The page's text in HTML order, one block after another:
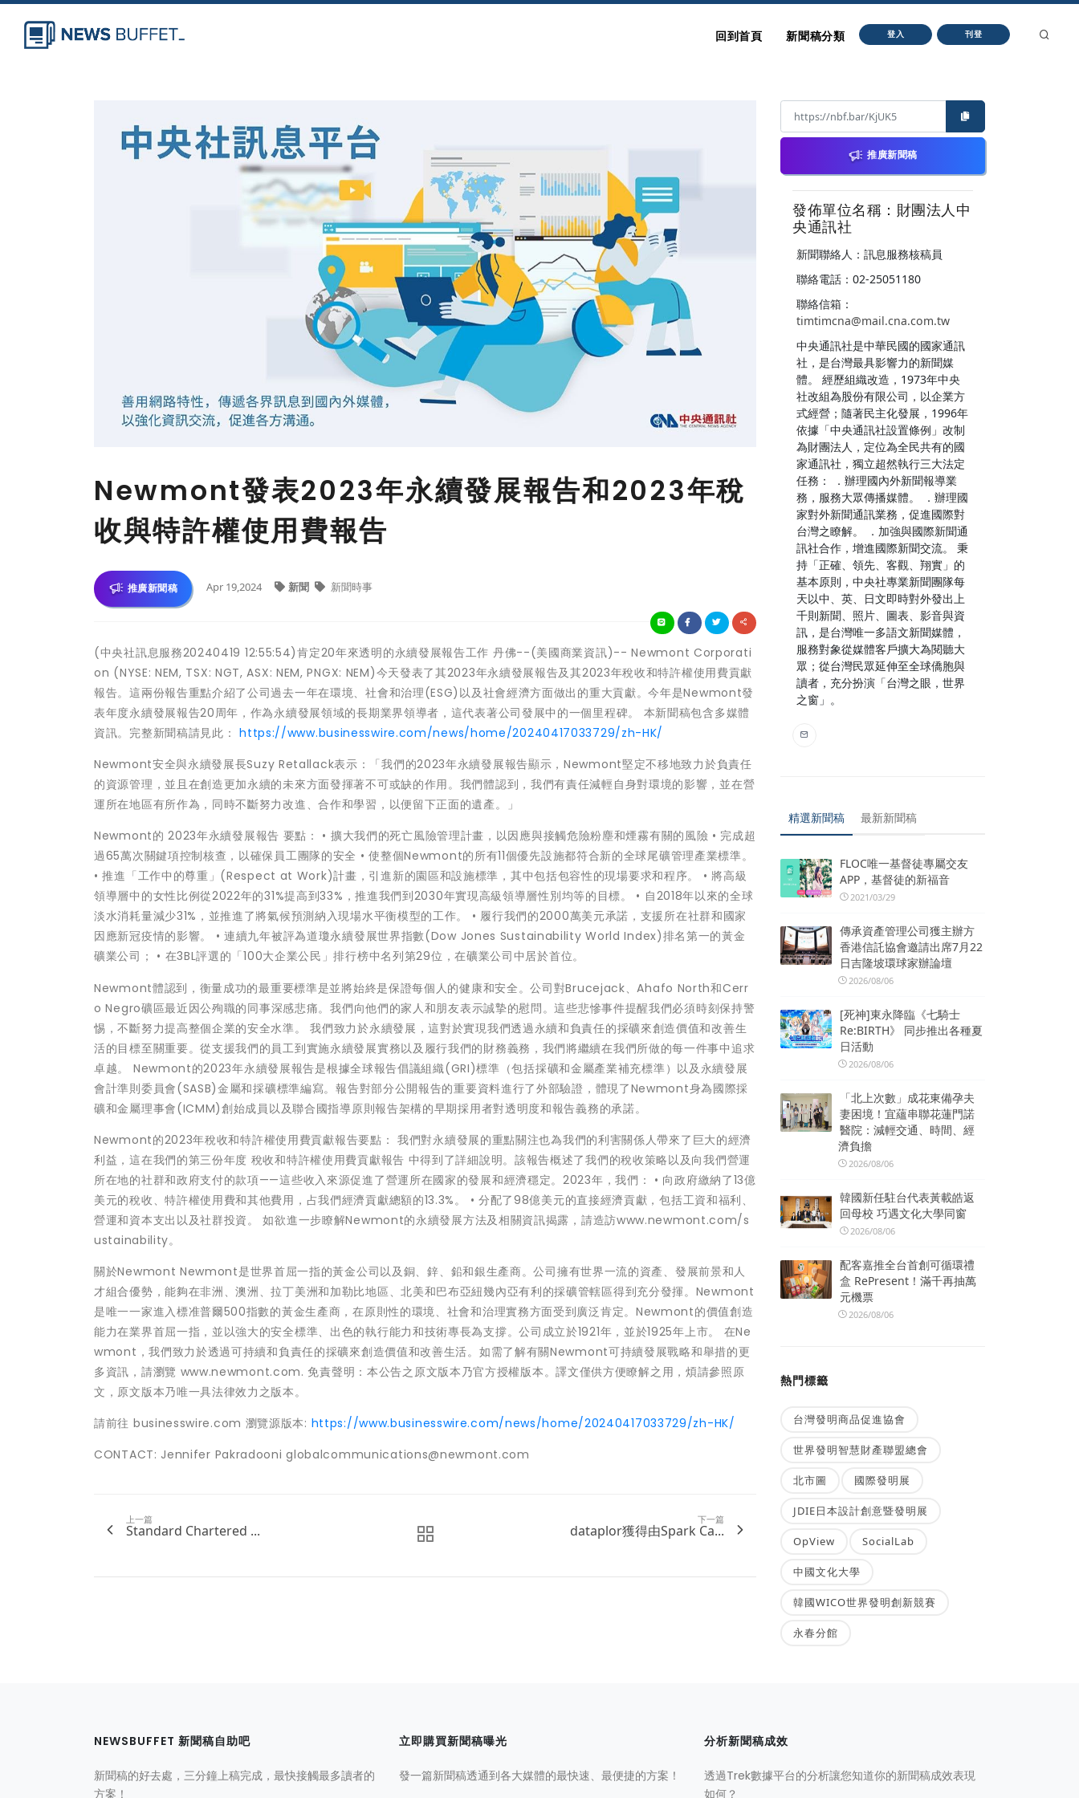
回到首頁 新聞稿分類 登入 刊登
Newmont發表2023年永續發展報告和2023年稅
收與特許權使用費報告
推廣新聞稿 Apr 19,2024 新聞 新聞時事
(中央社訊息服務20240419 12:55:54)肯定20年來透明的永續發展報告工作 丹佛--(美國商業資訊)-- Newmont Corporati
on (NYSE: NEM, TSX: NGT, ASX: NEM, PNGX: NEM)今天發表了其2023年永續發展報告及其2023年稅收和特許權使用費貢獻
報告。這兩份報告重點介紹了公司過去一年在環境、社會和治理(ESG)以及社會經濟方面做出的重大貢獻。今年是Newmont發
表年度永續發展報告20周年，作為永續發展領域的長期業界領導者，這代表著公司發展中的一個里程碑。 本新聞稿包含多媒體
資訊。完整新聞稿請見此：https://www.businesswire.com/news/home/20240417033729/zh-HK/
Newmont安全與永續發展長Suzy Retallack表示：「我們的2023年永續發展報告顯示，Newmont堅定不移地致力於負責任
的資源管理，並且在創造更加永續的未來方面發揮著不可或缺的作用。我們體認到，我們有責任減輕自身對環境的影響，並在營
運所在地區有所作為，同時不斷努力改進、合作和學習，以便留下正面的遺產。」
Newmont的 2023年永續發展報告 要點： • 擴大我們的死亡風險管理計畫，以因應與接觸危險粉塵和煙霧有關的風險 • 完成超
過65萬次關鍵項控制核查，以確保員工團隊的安全 • 使整個Newmont的所有11個優先設施都符合新的全球尾礦管理產業標準。
• 推進「工作中的尊重」(Respect at Work)計畫，引進新的園區和設施標準，其中包括包容性的現場要求和程序。 • 將高級
領導層中的女性比例從2022年的31%提高到33%，推進我們到2030年實現高級領導層性別均等的目標。 • 自2018年以來的全球
淡水消耗量減少31%，並推進了將氣候預測納入現場水平衡模型的工作。 • 履行我們的2000萬美元承諾，支援所在社群和國家
因應新冠疫情的影響。 • 連續九年被評為道瓊永續發展世界指數(Dow Jones Sustainability World Index)排名第一的黃金
礦業公司； • 在3BL評選的「100大企業公民」排行榜中名列第29位，在礦業公司中居於首位。
Newmont體認到，衡量成功的最重要標準是並將始終是保證每個人的健康和安全。公司對Brucejack、Ahafo North和Cerr
o Negro礦區最近因公殉職的同事深感悲痛。我們向他們的家人和朋友表示誠摯的慰問。這些悲慘事件提醒我們必須時刻保持警
惕，不斷努力提高整個企業的安全水準。 我們致力於永續發展，這對於實現我們透過永續和負責任的採礦來創造價值和改善生
活的目標至關重要。從支援我們的員工到實施永續發展實務以及履行我們的財務義務，我們將繼續在我們所做的每一件事中追求
卓越。 Newmont的2023年永續發展報告是根據全球報告倡議組織(GRI)標準（包括採礦和金屬產業補充標準）以及永續發展
會計準則委員會(SASB)金屬和採礦標準編寫。報告對部分公開報告的重要資料進行了外部驗證，體現了Newmont身為國際採
礦和金屬理事會(ICMM)創始成員以及聯合國指導原則報告架構的早期採用者對透明度和報告義務的承諾。
Newmont的2023年稅收和特許權使用費貢獻報告要點： 我們對永續發展的重點關注也為我們的利害關係人帶來了巨大的經濟
利益，這在我們的第三份年度 稅收和特許權使用費貢獻報告 中得到了詳細說明。該報告概述了我們的稅收策略以及向我們營運
所在地的社群和政府支付的款項——這些收入來源促進了營運所在國家的發展和經濟穩定。2023年，我們： • 向政府繳納了13億
美元的稅收、特許權使用費和其他費用，占我們經濟貢獻總額的13.3%。 • 分配了98億美元的直接經濟貢獻，包括工資和福利、
營運和資本支出以及社群投資。 如欲進一步瞭解Newmont的永續發展方法及相關資訊揭露，請造訪www.newmont.com/s
ustainability。
關於Newmont Newmont是世界首屈一指的黃金公司以及銅、鋅、鉛和銀生產商。公司擁有世界一流的資產、發展前景和人
才組合優勢，能夠在非洲、澳洲、拉丁美洲和加勒比地區、北美和巴布亞紐幾內亞有利的採礦管轄區得到充分發揮。Newmont
是唯一一家進入標准普爾500指數的黃金生產商，在原則性的環境、社會和治理實務方面受到廣泛肯定。Newmont的價值創造
能力在業界首屈一指，並以強大的安全標準、出色的執行能力和技術專長為支撐。公司成立於1921年，並於1925年上市。 在Ne
wmont，我們致力於透過可持續和負責任的採礦來創造價值和改善生活。如需了解有關Newmont可持續發展戰略和舉措的更
多資訊，請瀏覽 www.newmont.com. 免責聲明：本公告之原文版本乃官方授權版本。譯文僅供方便瞭解之用，煩請參照原
文，原文版本乃唯一具法律效力之版本。
請前往 businesswire.com 瀏覽源版本: https://www.businesswire.com/news/home/20240417033729/zh-HK/
CONTACT: Jennifer Pakradooni globalcommunications@newmont.com
上一篇
Standard Chartered ...
下一篇
dataplor獲得由Spark Ca...
推廣新聞稿
發佈單位名稱：財團法人中
央通訊社
新聞聯絡人：訊息服務核稿員
聯絡電話：02-25051180
聯絡信箱：
timtimcna@mail.cna.com.tw
中央通訊社是中華民國的國家通訊
社，是台灣最具影響力的新聞媒
體。 經歷組織改造，1973年中央
社改組為股份有限公司，以企業方
式經營；隨著民主化發展，1996年
依據「中央通訊社設置條例」改制
為財團法人，定位為全民共有的國
家通訊社，獨立超然執行三大法定
任務： ．辦理國內外新聞報導業
務，服務大眾傳播媒體。 ．辦理國
家對外新聞通訊業務，促進國際對
台灣之瞭解。 ．加強與國際新聞通
訊社合作，增進國際新聞交流。 秉
持「正確、領先、客觀、翔實」的
基本原則，中央社專業新聞團隊每
天以中、英、日文即時對外發出上
千則新聞、照片、圖表、影音與資
訊，是台灣唯一多語文新聞媒體，
服務對象從媒體客戶擴大為閱聽大
眾；從台灣民眾延伸至全球僑胞與
讀者，充分扮演「台灣之眼，世界
之窗」。
精選新聞稿 最新新聞稿
FLOC唯一基督徒專屬交友
APP，基督徒的新福音
2021/03/29
傳承資產管理公司獲主辦方
香港信託協會邀請出席7月22
日吉隆坡環球家辦論壇
2026/08/06
[死神]東永降臨《七騎士
Re:BIRTH》 同步推出各種夏
日活動
2026/08/06
「北上次數」成花東備孕夫
妻困境！宜蘊串聯花蓮門諾
醫院：減輕交通、時間、經
濟負擔
2026/08/06
韓國新任駐台代表黃載皓返
回母校 巧遇文化大學同窗
2026/08/06
配客嘉推全台首創可循環禮
盒 RePresent！滿千再抽萬
元機票
2026/08/06
熱門標籤
台灣發明商品促進協會
世界發明智慧財產聯盟總會
北市圖 國際發明展
JDIE日本設計創意暨發明展
OpView SocialLab
中國文化大學
韓國WICO世界發明創新競賽
永春分館
NEWSBUFFET 新聞稿自助吧
新聞稿的好去處，三分鐘上稿完成，最快接觸最多讀者的
方案！
立即購買新聞稿曝光
發一篇新聞稿透通到各大媒體的最快速、最便捷的方案！
分析新聞稿成效
透過Trek數據平台的分析讓您知道你的新聞稿成效表現
如何？